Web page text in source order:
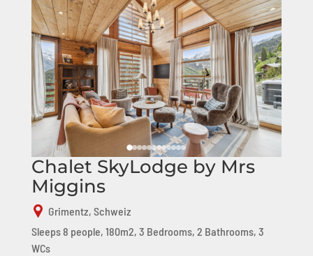
Chalet SkyLodge by Mrs
Miggins
Grimentz, Schweiz
Sleeps 8 people, 180m2, 3 Bedrooms, 2 Bathrooms, 3
WCs